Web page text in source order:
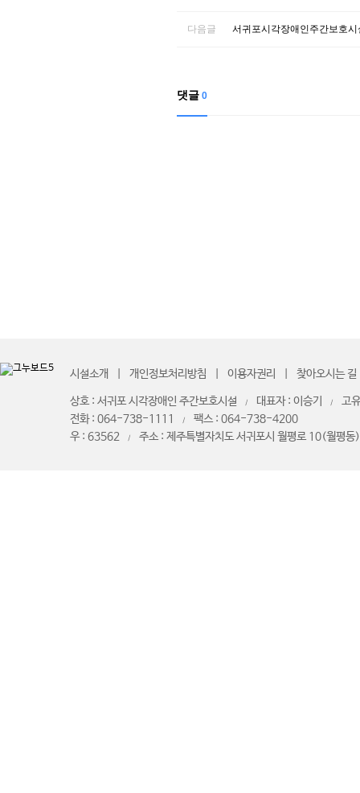
다음글 서귀포시각장애인주간보호
댓글 0
시설소개 개인정보처리방침 이용자권리 찾아오시는 길
상호 : 서귀포 시각장애인 주간보호시설 / 대표자 : 이승기 /
고
전화 : 064-738-1111
/
팩스 : 064-738-4200
우 : 63562
/ 주소 : 제주특별자치도 서귀포시 월평로 10(월평동)